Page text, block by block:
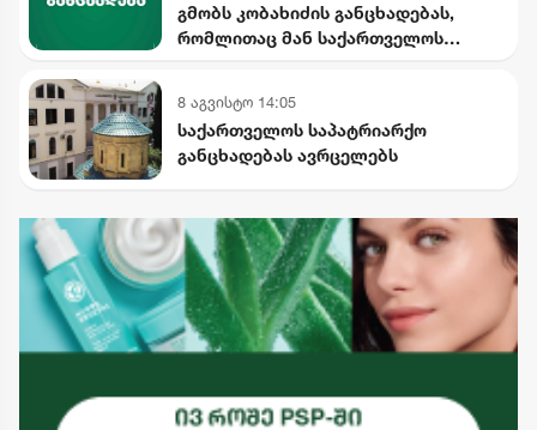
გმობს კობახიძის განცხადებას,
რომლითაც მან საქართველოს
გააყალბა
8 აგვისტო 14:05
საქართველოს საპატრიარქო
განცხადებას ავრცელებს